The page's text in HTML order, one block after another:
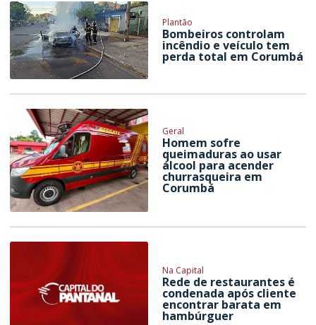
Plantão
Bombeiros controlam
incêndio e veículo tem
perda total em Corumbá
Geral
Homem sofre
queimaduras ao usar
álcool para acender
churrasqueira em
Corumbá
Na Capital
Rede de restaurantes é
condenada após cliente
encontrar barata em
hambúrguer